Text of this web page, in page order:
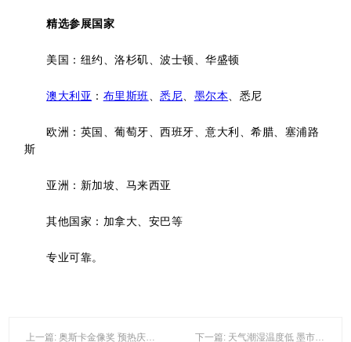
精选参展国家
美国：纽约、洛杉矶、波士顿、华盛顿
澳大利亚 ： 布里斯班 、悉尼 墨尔本 、悉尼
欧洲：英国、葡萄牙、西班牙、意大利、希腊、塞浦路
斯
亚洲：新加坡、马来西亚
其他国家：加拿大、安巴等
专业可靠。